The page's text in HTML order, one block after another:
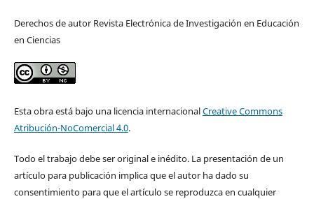
Derechos de autor Revista Electrónica de Investigación en Educación
en Ciencias
Esta obra está bajo una licencia internacionalCreative Commons
Atribución-NoComercial 4.0.
Todo el trabajo debe ser original e inédito. La presentación de un
artículo para publicación implica que el autor ha dado su
consentimiento para que el artículo se reproduzca en cualquier